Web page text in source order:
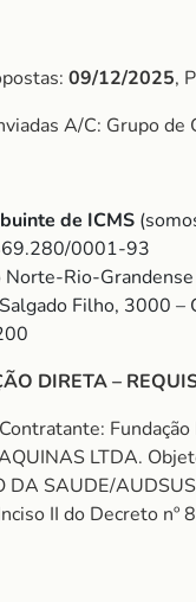
09/12/2025,
A/C: Grupo de
de ICMS
0001-93
Norte-Rio-
Filho, 3000
DIRETA –
LTDA.
DA SAUDE/
II do Decreto